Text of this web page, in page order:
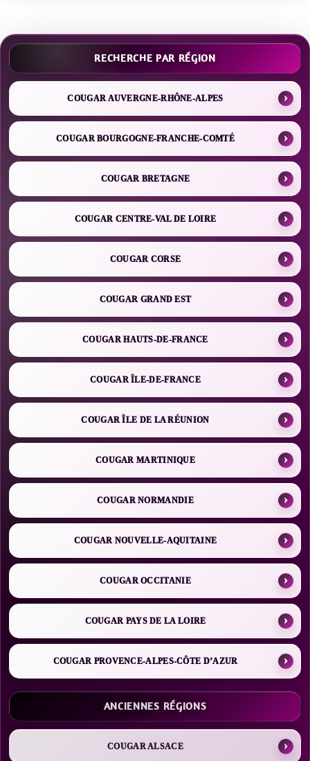
RECHERCHE PAR RÉGION
COUGAR AUVERGNE-RHÔNE-ALPES
COUGAR BOURGOGNE-FRANCHE-COMTÉ
COUGAR BRETAGNE
COUGAR CENTRE-VAL DE LOIRE
COUGAR CORSE
COUGAR GRAND EST
COUGAR HAUTS-DE-FRANCE
COUGAR ÎLE-DE-FRANCE
COUGAR ÎLE DE LA RÉUNION
COUGAR MARTINIQUE
COUGAR NORMANDIE
COUGAR NOUVELLE-AQUITAINE
COUGAR OCCITANIE
COUGAR PAYS DE LA LOIRE
COUGAR PROVENCE-ALPES-CÔTE D’AZUR
ANCIENNES RÉGIONS
COUGAR ALSACE